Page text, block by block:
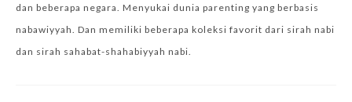
dan beberapa negara. Menyukai dunia parenting yang berbasis
nabawiyyah. Dan memiliki beberapa koleksi favorit dari sirah nabi
dan sirah sahabat-shahabiyyah nabi.